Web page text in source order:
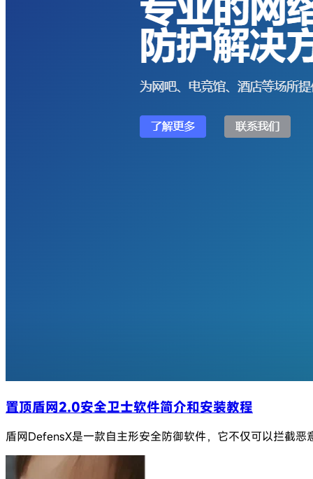
置顶盾网2.0安全卫士软件简介和安装教程
盾网DefensX是一款自主形安全防御软件，它不仅可以拦截